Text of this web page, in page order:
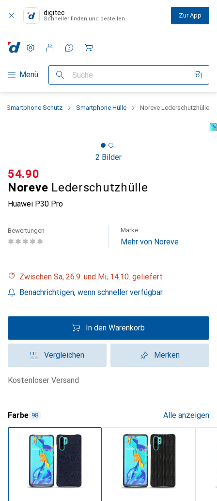
digitec
Schneller finden und bestellen Zur App
Navigation nach Kategorien
Menü Suche
Einstellungen
Kundenkonto
Vergleichslisten
Merklisten
Warenkorb
Smartphone Schutz Smartphone Hülle Noreve Lederschutzhülle
2 Bilder
Noreve Lederschutzhülle
Huawei P30 Pro
CHF
54.90
Bewertungen Marke
Mehr von Noreve
Zwischen Sa, 26.9. und Mi, 14.10. geliefert
Benachrichtigen, wenn schneller verfügbar
In den Warenkorb
Vergleichen Merken
kostenloser Versand
Farbe 98 Alle anzeigen